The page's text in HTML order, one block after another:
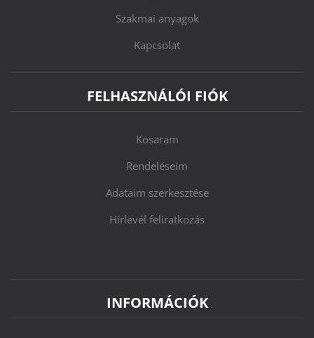
Szakmai anyagok
Kapcsolat
FELHASZNÁLÓI FIÓK
Kosaram
Rendeléseim
Adataim szerkesztése
Hírlevél feliratkozás
INFORMÁCIÓK